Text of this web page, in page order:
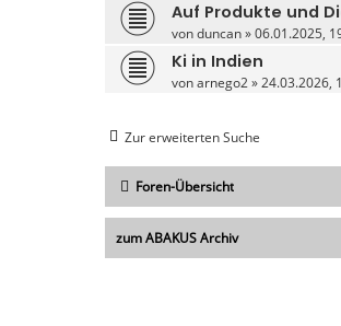
Auf Produkte und
vonduncan» 06.01.2025,
Ki in Indien
vonarnego2» 24.03.2026,
Zur erweiterten Suche
Foren-Übersicht
zum ABAKUS Archiv